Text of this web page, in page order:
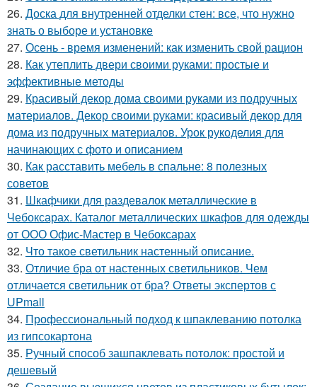
26. Доска для внутренней отделки стен: все, что нужно
знать о выборе и установке
27. Осень - время изменений: как изменить свой рацион
28. Как утеплить двери своими руками: простые и
эффективные методы
29. Красивый декор дома своими руками из подручных
материалов. Декор своими руками: красивый декор для
дома из подручных материалов. Урок рукоделия для
начинающих с фото и описанием
30. Как расставить мебель в спальне: 8 полезных
советов
31. Шкафчики для раздевалок металлические в
Чебоксарах. Каталог металлических шкафов для одежды
от ООО Офис-Мастер в Чебоксарах
32. Что такое светильник настенный описание.
33. Отличие бра от настенных светильников. Чем
отличается светильник от бра? Ответы экспертов с
UPmall
34. Профессиональный подход к шпаклеванию потолка
из гипсокартона
35. Ручный способ зашпаклевать потолок: простой и
дешевый